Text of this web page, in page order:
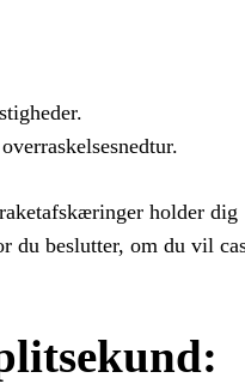
holder dig
du beslutter, om du vil